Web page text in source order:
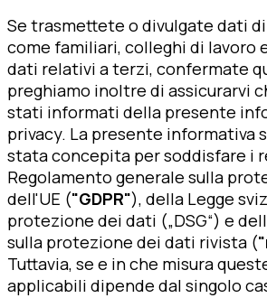
Se trasmettete o divulgate dati
come familiari, colleghi di lavoro
dati relativi a terzi, confermate
preghiamo inoltre di assicurarvi
stati informati della presente
privacy. La presente informativa
stata concepita per soddisfare i
Regolamento generale sulla
dell'UE ("GDPR"), della Legge
protezione dei dati („DSG“) e
sulla protezione dei dati rivista (
Tuttavia, se e in che misura
applicabili dipende dal singolo